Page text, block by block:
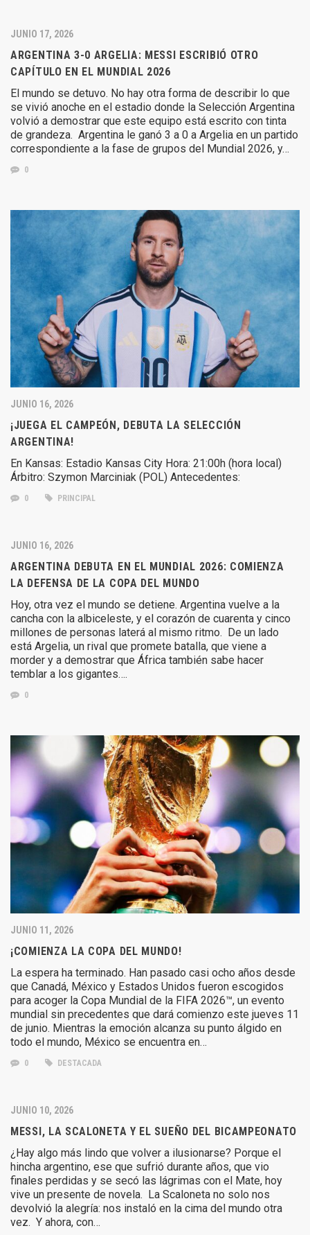
JUNIO 17, 2026
ARGENTINA 3-0 ARGELIA: MESSI ESCRIBIÓ OTRO
CAPÍTULO EN EL MUNDIAL 2026
El mundo se detuvo. No hay otra forma de describir lo que
se vivió anoche en el estadio donde la Selección Argentina
volvió a demostrar que este equipo está escrito con tinta
de grandeza. Argentina le ganó 3 a 0 a Argelia en un partido
correspondiente a la fase de grupos del Mundial 2026, y…
0
JUNIO 16, 2026
¡JUEGA EL CAMPEÓN, DEBUTA LA SELECCIÓN
ARGENTINA!
En Kansas: Estadio Kansas City Hora: 21:00h (hora local)
Árbitro: Szymon Marciniak (POL) Antecedentes:
0 PRINCIPAL
JUNIO 16, 2026
ARGENTINA DEBUTA EN EL MUNDIAL 2026: COMIENZA
LA DEFENSA DE LA COPA DEL MUNDO
Hoy, otra vez el mundo se detiene. Argentina vuelve a la
cancha con la albiceleste, y el corazón de cuarenta y cinco
millones de personas laterá al mismo ritmo. De un lado
está Argelia, un rival que promete batalla, que viene a
morder y a demostrar que África también sabe hacer
temblar a los gigantes….
0
JUNIO 11, 2026
¡COMIENZA LA COPA DEL MUNDO!
La espera ha terminado. Han pasado casi ocho años desde
que Canadá, México y Estados Unidos fueron escogidos
para acoger la Copa Mundial de la FIFA 2026™, un evento
mundial sin precedentes que dará comienzo este jueves 11
de junio. Mientras la emoción alcanza su punto álgido en
todo el mundo, México se encuentra en…
0 DESTACADA
JUNIO 10, 2026
MESSI, LA SCALONETA Y EL SUEÑO DEL BICAMPEONATO
¿Hay algo más lindo que volver a ilusionarse? Porque el
hincha argentino, ese que sufrió durante años, que vio
finales perdidas y se secó las lágrimas con el Mate, hoy
vive un presente de novela. La Scaloneta no solo nos
devolvió la alegría: nos instaló en la cima del mundo otra
vez. Y ahora, con…